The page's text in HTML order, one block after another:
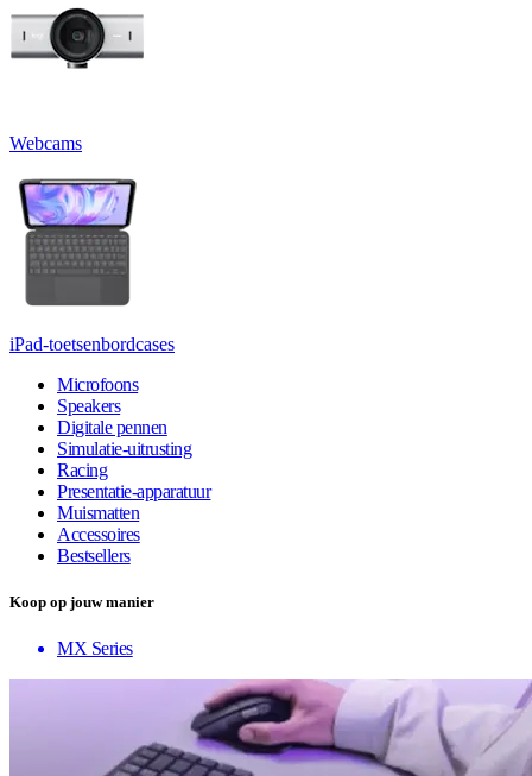
Webcams
iPad-toetsenbordcases
Microfoons
Speakers
Digitale pennen
Simulatie-uitrusting
Racing
Presentatie-apparatuur
Muismatten
Accessoires
Bestsellers
Koop op jouw manier
MX Series